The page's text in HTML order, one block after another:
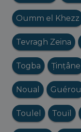
Oumm el Khezz
Tevragh Zeina
Togba Ṭinṭâne
Noual Guérou
Toulel Touïl